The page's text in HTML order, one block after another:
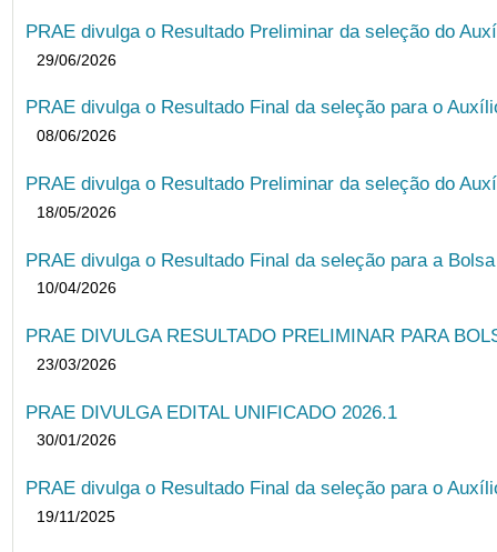
PRAE divulga o Resultado Preliminar da seleção do
29/06/2026
PRAE divulga o Resultado Final da seleção para o
08/06/2026
PRAE divulga o Resultado Preliminar da seleção do
18/05/2026
PRAE divulga o Resultado Final da seleção para a
10/04/2026
PRAE DIVULGA RESULTADO PRELIMINAR PARA
23/03/2026
PRAE DIVULGA EDITAL UNIFICADO 2026.1
30/01/2026
PRAE divulga o Resultado Final da seleção para o
19/11/2025